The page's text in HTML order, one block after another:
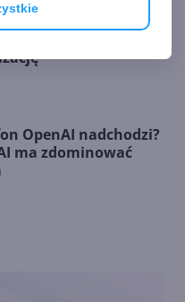
była awantura.
OpenAI nadchodzi?
ma zdominować